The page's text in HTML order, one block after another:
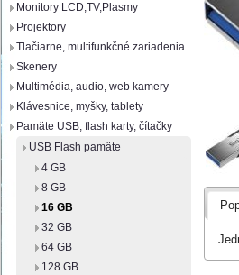
Monitory LCD,TV,Plasmy
Projektory
Tlačiarne, multifunkčné zariadenia
Skenery
Multimédia, audio, web kamery
Klávesnice, myšky, tablety
Pamäte USB, flash karty, čítačky
USB Flash pamäte
4 GB
8 GB
16 GB
32 GB
64 GB
128 GB